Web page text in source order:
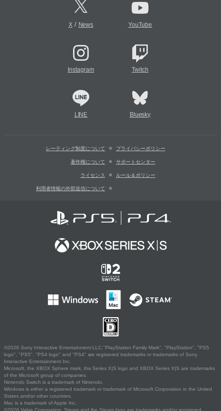
X/ News YouTube
Instagram Twitch
LINE Bluesky
レーティング制度について プライバシーポリシー
著作権について サポートセンター
ライセンス ルール＆ポリシー
利用者情報の外部送信について
©2026 Sony Interactive Entertainment LLC."PlayStation Family Mark", "PlayStation", "PS5
logo", "PS5", "PS4 logo" and "PS4" are registered trademarks or trademarks of Sony
Interactive Entertainment Inc.
Microsoft, the XBOX Sphere mark, the Series X|S logo and XBOX Series X|S are trademarks
of the Microsoft group of companies.
Nintendo Switch is a trademark of Nintendo.
Windows is either a registered trademark or trademark of Microsoft Corporation in the United
States and/or other countries.
Mac is a trademark of Apple Inc.
©2026 Valve Corporation. Steam and the Steam logo are trademarks and/or registered